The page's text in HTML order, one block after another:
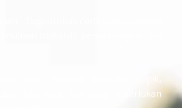
informasi lain yang diperlukan